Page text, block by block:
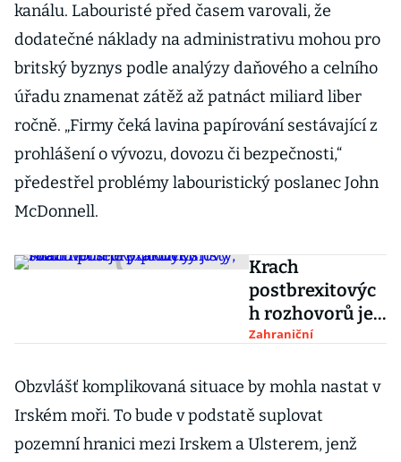
kanálu. Labouristé před časem varovali, že
dodatečné náklady na administrativu mohou pro
britský byznys podle analýzy daňového a celního
úřadu znamenat zátěž až patnáct miliard liber
ročně. „Firmy čeká lavina papírování sestávající z
prohlášení o vývozu, dovozu či bezpečnosti,“
předestřel problémy labouristický poslanec John
McDonnell.
Krach
postbrexitovýc
h rozhovorů je
prakticky jistý,
průmyslový
svaz
Zahraniční
Obzvlášť komplikovaná situace by mohla nastat v
Irském moři. To bude v podstatě suplovat
pozemní hranici mezi Irskem a Ulsterem, jenž